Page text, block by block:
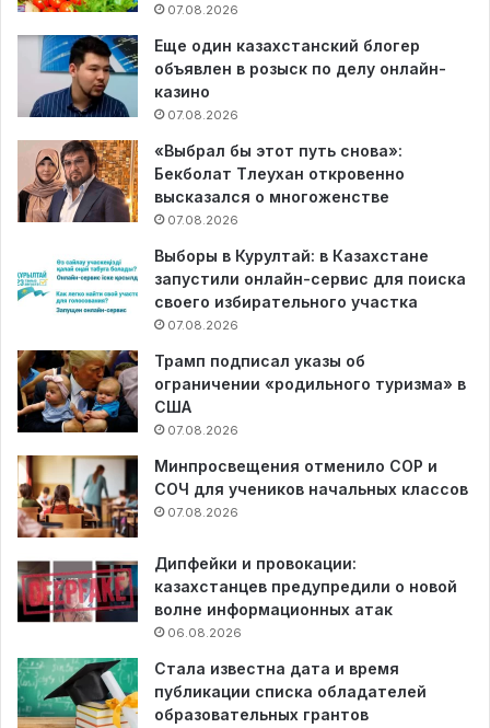
07.08.2026
Еще один казахстанский блогер
объявлен в розыск по делу онлайн-
казино
07.08.2026
«Выбрал бы этот путь снова»:
Бекболат Тлеухан откровенно
высказался о многоженстве
07.08.2026
Выборы в Курултай: в Казахстане
запустили онлайн-сервис для поиска
своего избирательного участка
07.08.2026
Трамп подписал указы об
ограничении «родильного туризма» в
США
07.08.2026
Минпросвещения отменило СОР и
СОЧ для учеников начальных классов
07.08.2026
Дипфейки и провокации:
казахстанцев предупредили о новой
волне информационных атак
06.08.2026
Стала известна дата и время
публикации списка обладателей
образовательных грантов